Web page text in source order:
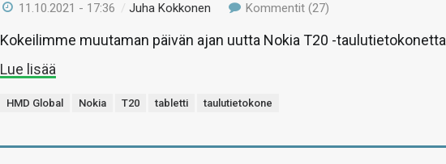
11.10.2021 - 17:36 /Juha Kokkonen Kommentit (27)
Kokeilimme muutaman päivän ajan uutta Nokia T20 -taulutietokonetta
Lue lisää
HMD Global Nokia T20 tabletti taulutietokone